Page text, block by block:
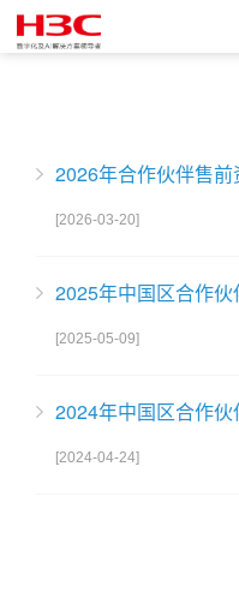
2026年合作伙伴售
[2026-03-20]
2025年中国区合作
[2025-05-09]
2024年中国区合作
[2024-04-24]